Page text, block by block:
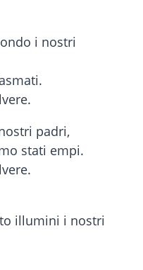
i nostri
padri,
stati empi.
illumini i nostri